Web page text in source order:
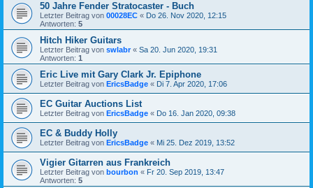
50 Jahre Fender Stratocaster - Buch
Letzter Beitrag von 00028EC « Do 26. Nov 2020, 12:15
Antworten: 5
Hitch Hiker Guitars
Letzter Beitrag von swlabr« Sa 20. Jun 2020, 19:31
Antworten: 1
Eric Live mit Gary Clark Jr. Epiphone
Letzter Beitrag von EricsBadge « Di 7. Apr 2020, 17:06
EC Guitar Auctions List
Letzter Beitrag von EricsBadge « Do 16. Jan 2020, 09:38
EC & Buddy Holly
Letzter Beitrag von EricsBadge « Mi 25. Dez 2019, 13:52
Vigier Gitarren aus Frankreich
Letzter Beitrag von bourbon « Fr 20. Sep 2019, 13:47
Antworten: 5